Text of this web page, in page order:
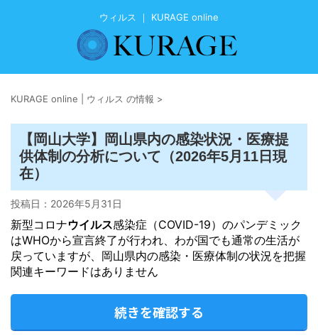
ウィルス ｜ KURAGE online
KURAGE online | ウィルス の情報 >
【岡山大学】岡山県内の感染状況・医療提
供体制の分析について（2026年5月11日現
在）
投稿日： 2026年5月31日
新型コロナウイルス感染症（COVID-19）のパンデミック
はWHOから宣言終了が行われ、わが国でも通常の生活が
戻っていますが、岡山県内の感染・医療体制の状況を把握
関連キーワードはありません
続きを確認する